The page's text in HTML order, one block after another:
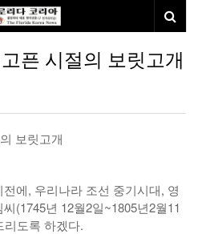
픈 시절의 보릿고개
보릿고개
에, 우리나라 조선 중기시대, 영
(1745년 12월2일~1805년2월11
리도록 하겠다.